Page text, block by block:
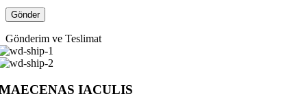
Gönderim ve Teslimat
IACULIS